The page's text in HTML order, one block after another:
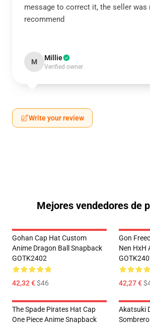
message to correct it, the seller was
recommend
M Millie
Verified owner
Write your review
Mejores vendedores de
Gohan Cap Hat Custom
Anime Dragon Ball Snapback
GOTK2402
42,32 €$46
Gon
Nen HxH
42,27 €
The Spade Pirates Hat Cap
One Piece Anime Snapback
Akatsuki